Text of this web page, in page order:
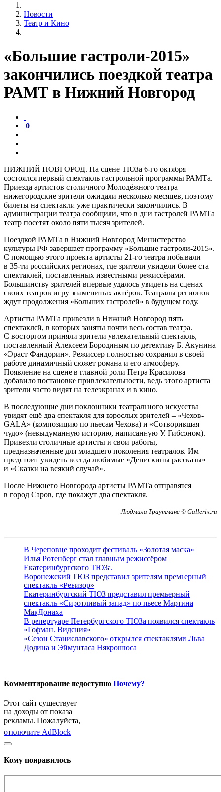
Новости
Театр и Кино
«Большие гастроли-2015»
закончились поездкой театра
РАМТ в Нижний Новгород
0
НИЖНИЙ НОВГОРОД. На сцене ТЮЗа 6-го октября
состоялся первый спектакль гастрольной программы РАМТа.
Приезда артистов столичного Молодёжного театра
нижегородские зрители ожидали несколько месяцев, поэтому
билеты на спектакли уже практически закончились. В
администрации театра сообщили, что в дни гастролей РАМТа
театр посетят около пяти тысяч зрителей.
Поездкой РАМТа в Нижний Новгород Министерство
культуры РФ завершает программу «Большие гастроли-2015».
С помощью этого проекта артисты 21-го театра побывали
в 35-ти российских регионах, где зрители увидели более ста
спектаклей, поставленных известными режиссёрами.
Большинству зрителей впервые удалось увидеть на сценах
своих театров игру знаменитых актёров. Театралы регионов
ждут продолжения «Больших гастролей» в будущем году.
Артисты РАМТа привезли в Нижний Новгород пять
спектаклей, в которых заняты почти весь состав театра.
С восторгом приняли зрители увлекательный спектакль,
поставленный Алексеем Бородиным по детективу Б. Акунина
«Эраст Фандорин». Режиссер полностью сохранил в своей
работе динамичный сюжет романа и его атмосферу.
Появление на сцене в главной роли Петра Красилова
добавило постановке привлекательности, ведь этого артиста
зрители часто видят на телеэкранах и в кино.
В последующие дни поклонники театрального искусства
увидят ещё два спектакля для взрослых зрителей – «Чехов-
GALA» (композицию по пьесам Чехова) и «Сотворившая
чудо» (невыдуманную историю, написанную У. Гибсоном).
Привезли столичные артисты и свои работы,
предназначенные для младшего поколения театралов. Им
предстоит увидеть всегда любимые «Денискины рассказы»
и «Сказки на всякий случай».
После Нижнего Новгорода артисты РАМТа отправятся
в город Саров, где покажут два спектакля.
Людмила Траутмане © Gallerix.ru
В Череповце проходит фестиваль «Золотая маска»
Илья Ротенберг стал главным режиссёром
Екатеринбургского ТЮЗа.
Воронежский ТЮЗ представил зрителям премьерный
спектакль «Ревизор»
Екатеринбургский ТЮЗ представил премьерный
спектакль «Сиротливый запад» по пьесе Мартина
МакДонаха
В репертуаре Петербургского ТЮЗа появился спектакль
«Гофман. Видения»
«Сезон Станиславского» открылся спектаклями Льва
Додина и Эймунтаса Някрошюса
Комментирование недоступно Почему?
Этот сайт существует
на доходы от показа
рекламы. Пожалуйста,
отключите AdBlock
Кому понравилось